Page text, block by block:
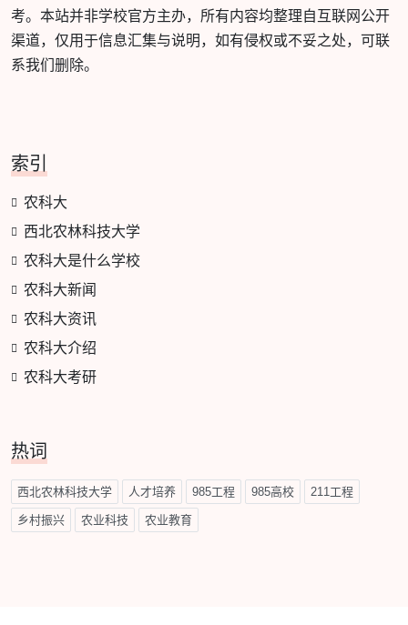
考。本站并非学校官方主办，所有内容均整理自互联网公开
渠道，仅用于信息汇集与说明，如有侵权或不妥之处，可联
系我们删除。
索引
农科大
西北农林科技大学
农科大是什么学校
农科大新闻
农科大资讯
农科大介绍
农科大考研
热词
西北农林科技大学 人才培养 985工程 985高校 211工程
乡村振兴 农业科技 农业教育